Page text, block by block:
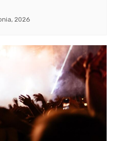
2026